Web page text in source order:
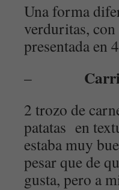
Una forma
verduritas, con
presentada en
–
2 trozo de
patatas en
estaba muy
pesar que de
gusta, pero a